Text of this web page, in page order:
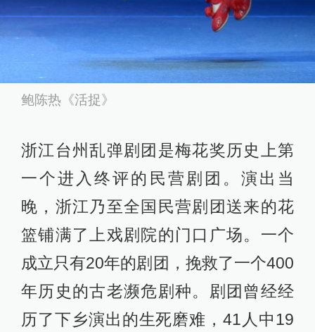
鲍陈热《活捉》
浙江台州乱弹剧团是梅花奖历史上第
一个进入终评的民营剧团。演出当
晚，浙江乃至全国民营剧团送来的花
篮铺满了上戏剧院的门口广场。一个
成立只有20年的剧团，挽救了一个400
年历史的古老濒危剧种。剧团曾经经
历了下乡演出的生死磨难，41人中19